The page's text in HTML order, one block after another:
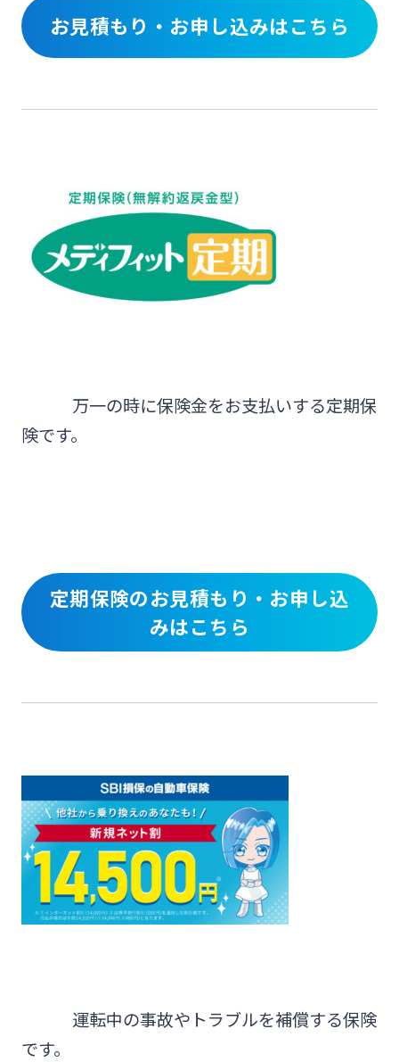
お見積もり・お申し込みはこちら
万一の時に保険金をお支払いする定期保
険です。
定期保険のお見積もり・お申し込
みはこちら
運転中の事故やトラブルを補償する保険
です。